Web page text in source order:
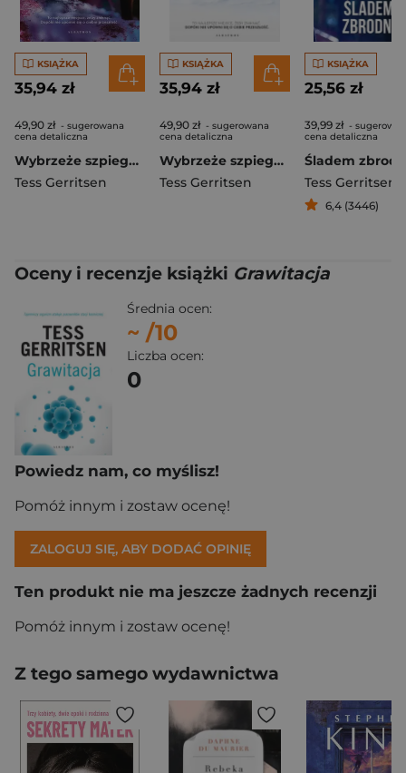
KSIĄŻKA
35,94 zł
49,90 zł - sugerowana
cena detaliczna
Wybrzeże szpiegów. Klub Martini. Tom 1
Tess Gerritsen
KSIĄŻKA
35,94 zł
49,90 zł - sugerowana
cena detaliczna
Wybrzeże szpiegów Seria Klub Martini Tom 1 wydanie kolekcyjne
Tess Gerritsen
KSIĄŻKA
25,56 zł
39,99 zł -
cena detaliczna
Śladem
Tess Gerritsen
6,4 (3446)
Oceny i recenzje książki Grawitacja
Średnia ocen:
~ /10
Liczba ocen:
0
Powiedz nam, co myślisz!
Pomóż innym i zostaw ocenę!
ZALOGUJ SIĘ, ABY DODAĆ OPINIĘ
Ten produkt nie ma jeszcze żadnych recenzji
Pomóż innym i zostaw ocenę!
Z tego samego wydawnictwa